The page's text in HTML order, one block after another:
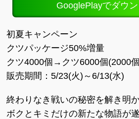
GooglePlayでダウ
初夏キャンペーン
クツパッケージ50%増量
クツ4000個→クツ6000個(2000
販売期間：5/23(火)～6/13(水)
終わりなき戦いの秘密を解き明
ボクとキミだけの新たな物語が